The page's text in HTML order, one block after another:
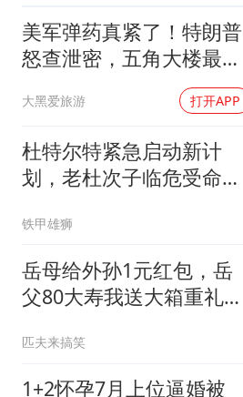
美军弹药真紧了！特朗普
怒查泄密，五角大楼最怕
大黑爱旅游 打开APP
杜特尔特紧急启动新计
划，老杜次子临危受命，
铁甲雄狮
岳母给外孙1元红包，岳
父80大寿我送大箱重礼，
匹夫来搞笑
1+2怀孕7月上位逼婚被